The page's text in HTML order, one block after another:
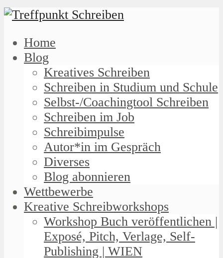
Home
Blog
Kreatives Schreiben
Schreiben in Studium und Schule
Selbst-/Coachingtool Schreiben
Schreiben im Job
Schreibimpulse
Autor*in im Gespräch
Diverses
Blog abonnieren
Wettbewerbe
Kreative Schreibworkshops
Workshop Buch veröffentlichen |
Exposé, Pitch, Verlage, Self-
Publishing | WIEN